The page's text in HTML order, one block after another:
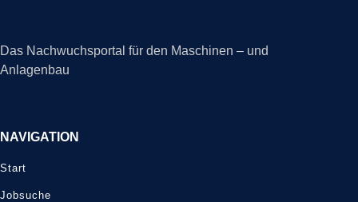
Das Nachwuchsportal für den Maschinen – und
Anlagenbau
NAVIGATION
Start
Jobsuche